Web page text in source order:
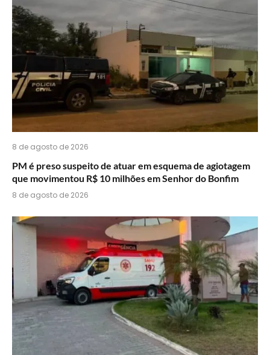
WhatsApp?
8 de agosto de 2026
PM é preso suspeito de atuar em esquema de agiotagem
que movimentou R$ 10 milhões em Senhor do Bonfim
8 de agosto de 2026